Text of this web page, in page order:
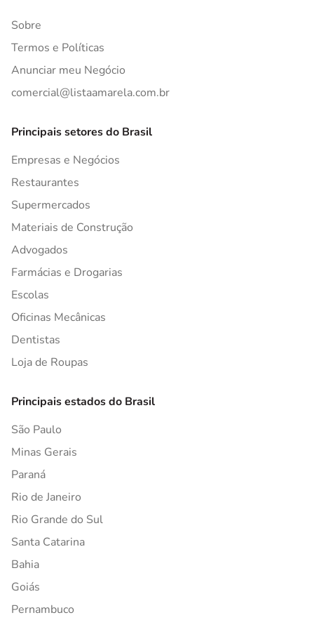
Sobre
Termos e Políticas
Anunciar meu Negócio
comercial@listaamarela.com.br
Principais setores do Brasil
Empresas e Negócios
Restaurantes
Supermercados
Materiais de Construção
Advogados
Farmácias e Drogarias
Escolas
Oficinas Mecânicas
Dentistas
Loja de Roupas
Principais estados do Brasil
São Paulo
Minas Gerais
Paraná
Rio de Janeiro
Rio Grande do Sul
Santa Catarina
Bahia
Goiás
Pernambuco